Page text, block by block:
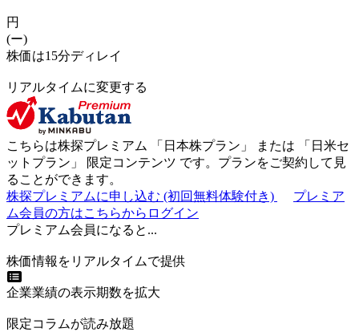
円
(ー)
株価は15分ディレイ
リアルタイムに変更する
こちらは株探プレミアム 「 日本株プラン 」 または 「 日米セ
ットプラン 」 限定コンテンツ です。プランをご契約して見
ることができます。
株探プレミアムに申し込む (初回無料体験付き)
プレミア
ム会員の方はこちらからログイン
プレミアム会員になると...
株価情報をリアルタイムで提供
企業業績の表示期数を拡大
限定コラムが読み放題